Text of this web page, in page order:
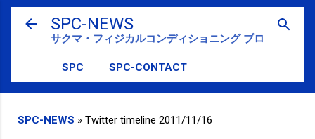
スキップしてメイン コンテンツに移動
SPC-NEWS
サクマ・フィジカルコンディショニング ブログ
SPC SPC-CONTACT
SPC-NEWS » Twitter timeline 2011/11/16